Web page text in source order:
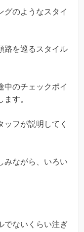
グのようなスタイ
路を巡るスタイル
中のチェックポイ
す。
フが説明してく
みながら、いろい
でないくらい注ぎ